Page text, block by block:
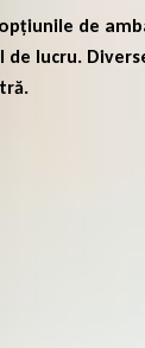
de
de lucru.